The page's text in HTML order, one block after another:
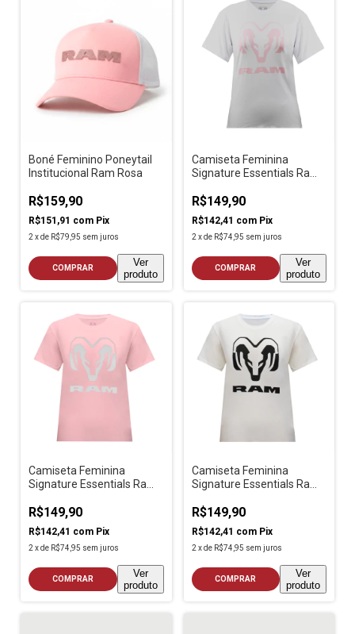
Boné Feminino Poneytail
Institucional Ram Rosa
R$159,90
R$151,91 com Pix
2 xde R$79,95 sem juros
COMPRAR
Ver
produto
Camiseta Feminina
Signature Essentials Ram
R$149,90
R$142,41 com Pix
2 xde R$74,95 sem juros
COMPRAR
Ver
produto
Camiseta Feminina
Signature Essentials Ram
R$149,90
R$142,41 com Pix
2 xde R$74,95 sem juros
COMPRAR
Ver
produto
Camiseta Feminina
Signature Essentials Ram
R$149,90
R$142,41 com Pix
2 xde R$74,95 sem juros
COMPRAR
Ver
produto